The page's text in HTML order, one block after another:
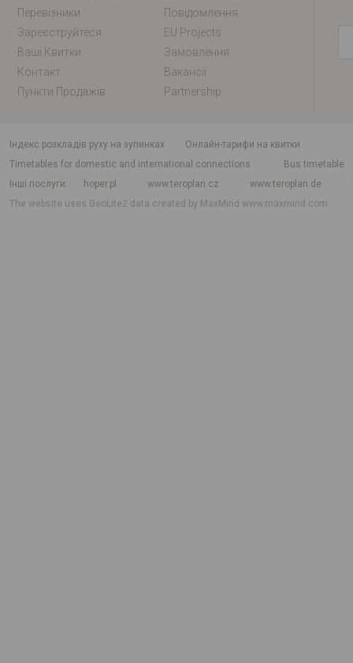
Перевізники
Повідомлення
Зареєструйтеся
EU Projects
Ваші Квитки
Замовлення
Контакт
Вакансії
Пункти Продажів
Partnership
індекс розкладів руху на зупинках
Онлайн-тарифи на квитки
Timetables for domestic and international connections
Bus timetable
Інші послуги
hoper.pl www.teroplan.cz www.teroplan.de
The website uses GeoLite2 data created by MaxMindwww.maxmind.com